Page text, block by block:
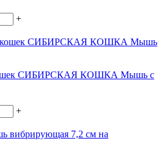
+
кошек СИБИРСКАЯ КОШКА Мышь с
+